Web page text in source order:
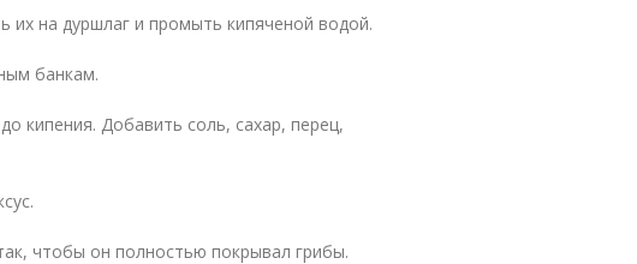
их на дуршлаг и промыть кипяченой водой.
банкам.
кипения. Добавить соль, сахар, перец,
чтобы он полностью покрывал грибы.